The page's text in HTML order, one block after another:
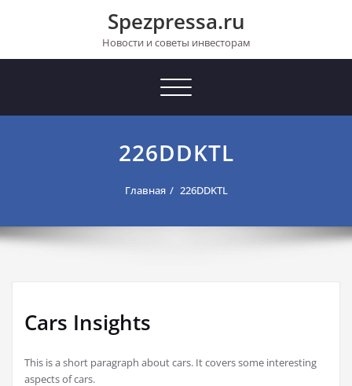
Spezpressa.ru
Новости и советы инвесторам
Toggle
226DDKTL
Главная 226DDKTL
Cars Insights
This is a short paragraph about cars. It covers some interesting
aspects of cars.